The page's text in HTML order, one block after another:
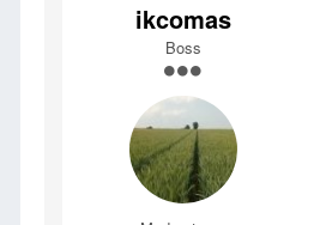
ikcomas
Boss